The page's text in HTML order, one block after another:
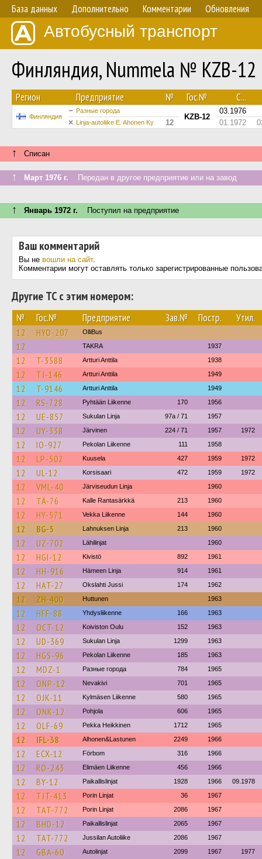
База данных Дополнительно Комментарии Обновления
Автобусный транспорт
Финляндия, Nummela № KZB-12
Регион Предприятие № Гос.№ С...
Финляндия
Разные города
KZB-12
03.1976
Linja-autoliike E. Ahonen Ky 12 01.1972
↑ Списан
↑ Март 1976 г. Передан в другое предприятие или на завод
↑ Январь 1972 г. Поступил на предприятие
Ваш комментарий
Вы не вошли на сайт.
Комментарии могут оставлять только зарегистрированные
Другие ТС с этим номером:
№ Гос.№ Предприятие Зав.№ Постр. Утил.
12 HYO-207 OlliBus
12 TAKRA 1937
12 T-3588 Artturi Anttila 1938
12 TJ-146 Artturi Anttila 1949
12 T-9146 Artturi Anttila 1949
12 RS-728 Pyhtään Liikenne 170 1956
12 UE-857 Sukulan Linja 97a / 71 1957
12 UY-338 Järvinen 224 / 71 1957 1972
12 IO-927 Pekolan Liikenne 111 1958
12 LP-502 Kuusela 427 1959 1972
12 UL-12 Korsisaari 472 1959 1972
12 VML-40 Järviseudun Linja 1960
12 TÄ-76 Kalle Rantasärkkä 213 1960
12 HY-571 Vekka Liikenne 144 1960
12 BG-5 Lahnuksen Linja 213 1960
12 UZ-702 Lähilinjat 1960
12 HGI-12 Kivistö 892 1961
12 HH-916 Hämeen Linja 914 1961
12 HAT-27 Okslahti Jussi 174 1962
12 ZH-400 Huttunen 1963
12 HFF-88 Yhdysliikenne 166 1963
12 OCT-12 Koiviston Oulu 152 1963
12 UD-369 Sukulan Linja 1299 1963
12 HGS-96 Pekolan Liikenne 185 1963
12 MDZ-1 Разные города 784 1965
12 ONP-12 Nevakivi 701 1965
12 OJK-11 Kylmäsen Liikenne 580 1965
12 ONK-12 Pohjola 606 1965
12 OLF-69 Pekka Heikkinen 1712 1965
12 IFL-38 Alhonen&Lastunen 2249 1966
12 ECX-12 Förbom 316 1966
12 RO-243 Elimäen Liikenne 456 1966
12 BY-12 Paikallislinjat 1928 1966 09.1978
12 TJT-413 Porin Linjat 36 1967
12 TAT-772 Porin Linjat 2086 1967
12 BHD-12 Paikallislinjat 2065 1967
12 TAT-772 Jussilan Autoliike 2086 1967
12 GBA-60 Autolinjat 2099 1967 1977